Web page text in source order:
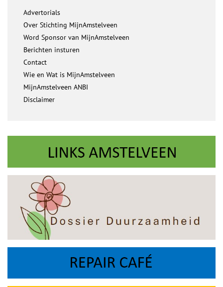
Advertorials
Over Stichting MijnAmstelveen
Word Sponsor van MijnAmstelveen
Berichten insturen
Contact
Wie en Wat is MijnAmstelveen
MijnAmstelveen ANBI
Disclaimer